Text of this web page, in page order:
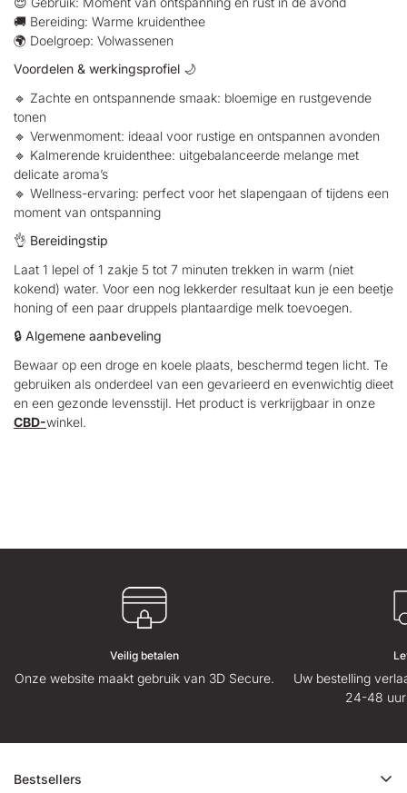
🚚 Bereiding: Warme kruidenthee
🌍 Doelgroep: Volwassenen
Voordelen & werkingsprofiel 🌙
🔹 Zachte en ontspannende smaak: bloemige en rustgevende
tonen
🔹 Verwenmoment: ideaal voor rustige en ontspannen avonden
🔹 Kalmerende kruidenthee: uitgebalanceerde melange met
delicate aroma’s
🔹 Wellness-ervaring: perfect voor het slapengaan of tijdens een
moment van ontspanning
👌 Bereidingstip
Laat 1 lepel of 1 zakje 5 tot 7 minuten trekken in warm (niet
kokend) water. Voor een nog lekkerder resultaat kun je een beetje
honing of een paar druppels plantaardige melk toevoegen.
🔒 Algemene aanbeveling
Bewaar op een droge en koele plaats, beschermd tegen licht. Te
gebruiken als onderdeel van een gevarieerd en evenwichtig dieet
en een gezonde levensstijl. Het product is verkrijgbaar in onze
CBD-winkel.
Veilig betalen
Onze website maakt gebruik van 3D Secure.
Uw bestelling
24-48
Bestsellers